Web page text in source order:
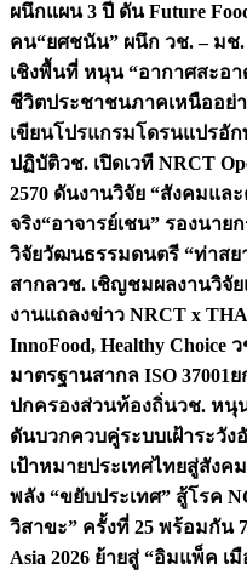
ผนึกแผน 3 ปี ดัน Future
คน“ยศชนัน” ผนึก วช. – มช
เชิงพื้นที่ หนุน “อากาศสะอ
ชีวิตประชาชนภาคเหนืออย่
เขียนโปรแกรมโดรนแปรอั
ปฏิบัติวช. เปิดเวที NRCT
2570 ดันงานวิจัย “สังคมแ
จริง“อาจารย์เชน” รองนา
วิจัยวัฒนธรรมดนตรี “ท่าส
สากลวช. เชิญชมผลงานวิจั
งานแถลงข่าว NRCT x
InnoFood, Healthy Choice ว
มาตรฐานสากล ISO 37001
ปกครองส่วนท้องถิ่นวช. หนุ
ดันบวกควบคู่ระบบเฝ้าระวัง
เป้าหมายประเทศไทยสู่สังค
พลัง “ขยับประเทศ” สู้โรค
วิสาขะ” ครั้งที่ 25 พร้อมกัน
Asia 2026 ย้ายสู่ “อิมแพ็ค